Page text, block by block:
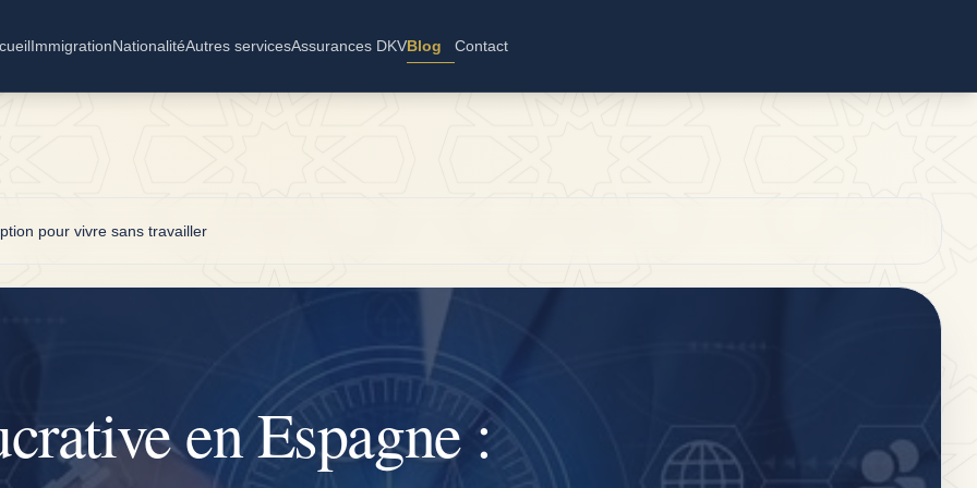
ImmigrationNationalitéAutres servicesAssurances DKVBlog Contact
pour vivre sans travailler
en Espagne :